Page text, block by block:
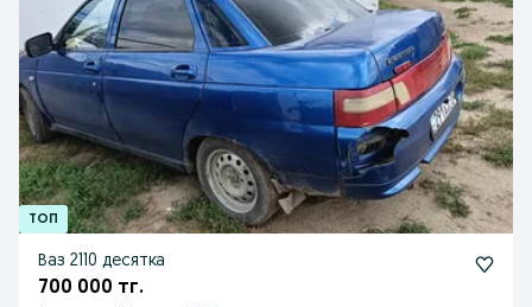
Ваз 2110 десятка
700 000 тг.